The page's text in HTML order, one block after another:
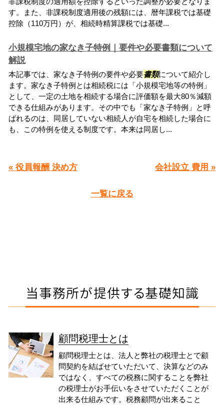
す。また、非課税制度適用後の残額には、暦年課税では基礎
控除（110万円）が、相続時精算課税では基礎...
小規模宅地の家なき子特例｜要件や必要書類について
解説
本記事では、家なき子特例の要件や必要書類について紹介し
ます。家なき子特例とは相続税には「小規模宅地等の特例」
として、一定の土地を相続する場合に評価額を最大80％減額
できる仕組みがあります。その中でも「家なき子特例」と呼
ばれるのは、同居していない相続人が自宅を相続した場合に
も、この特例を使える制度です。本来は同居し...
« 役員報酬 決め方 会社設立 費用 »
一覧に戻る
当事務所が提供する基礎知識
顧問税理士とは
顧問税理士とは、法人と弊社の税理士とで顧
問契約を結ばせていただいて、決算などのみ
ではなく、すべての税務に関することを弊社
の税理士がお手伝いをさせていただくことが
出来る仕組みです。税務顧問が出来ること